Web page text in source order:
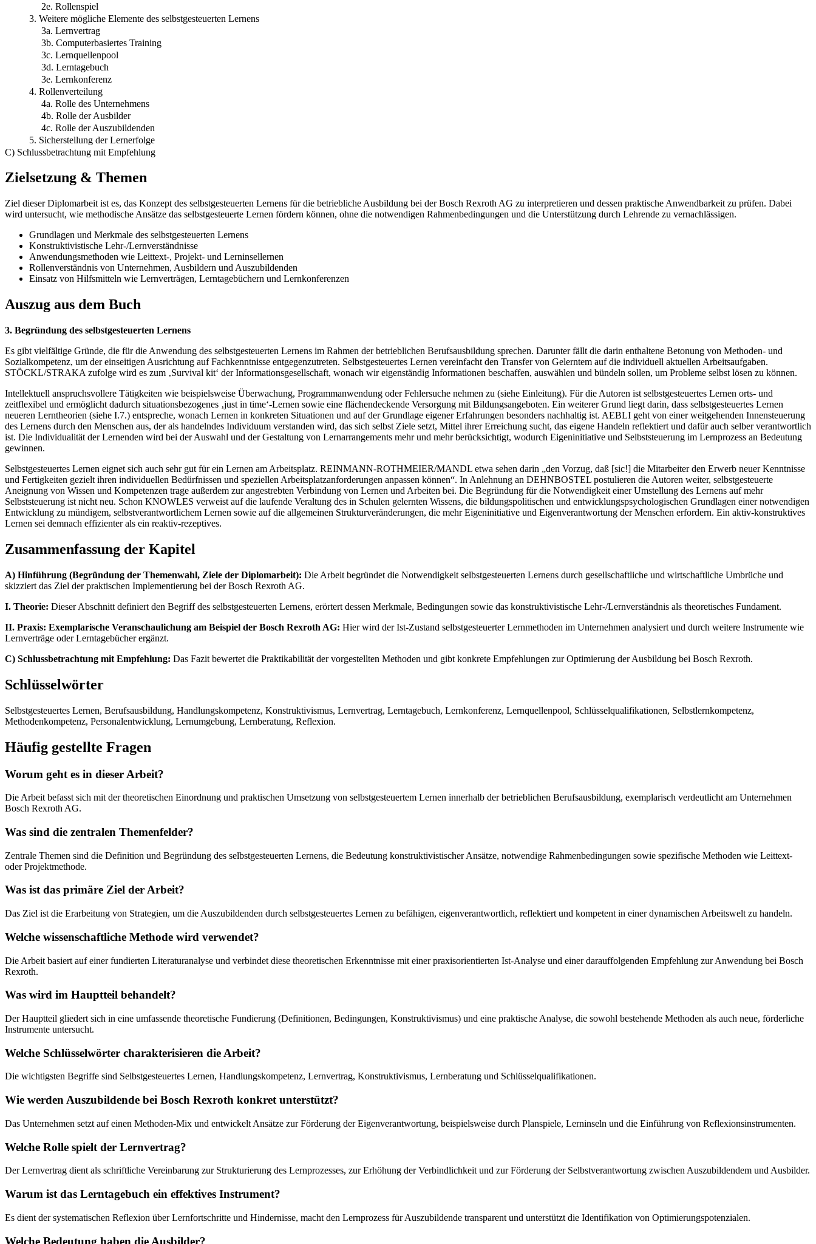
2e. Rollenspiel
3. Weitere mögliche Elemente des selbstgesteuerten Lernens
3a. Lernvertrag
3b. Computerbasiertes Training
3c. Lernquellenpool
3d. Lerntagebuch
3e. Lernkonferenz
4. Rollenverteilung
4a. Rolle des Unternehmens
4b. Rolle der Ausbilder
4c. Rolle der Auszubildenden
5. Sicherstellung der Lernerfolge
C) Schlussbetrachtung mit Empfehlung
Zielsetzung & Themen
Ziel dieser Diplomarbeit ist es, das Konzept des selbstgesteuerten Lernens für die betriebliche Ausbildung bei der Bosch Rexroth AG zu interpretieren und dessen praktische Anwendbarkeit zu prüfen. Dabei
wird untersucht, wie methodische Ansätze das selbstgesteuerte Lernen fördern können, ohne die notwendigen Rahmenbedingungen und die Unterstützung durch Lehrende zu vernachlässigen.
Grundlagen und Merkmale des selbstgesteuerten Lernens
Konstruktivistische Lehr-/Lernverständnisse
Anwendungsmethoden wie Leittext-, Projekt- und Lerninsellernen
Rollenverständnis von Unternehmen, Ausbildern und Auszubildenden
Einsatz von Hilfsmitteln wie Lernverträgen, Lerntagebüchern und Lernkonferenzen
Auszug aus dem Buch
3. Begründung des selbstgesteuerten Lernens
Es gibt vielfältige Gründe, die für die Anwendung des selbstgesteuerten Lernens im Rahmen der betrieblichen Berufsausbildung sprechen. Darunter fällt die darin enthaltene Betonung von Methoden- und
Sozialkompetenz, um der einseitigen Ausrichtung auf Fachkenntnisse entgegenzutreten. Selbstgesteuertes Lernen vereinfacht den Transfer von Gelerntem auf die individuell aktuellen Arbeitsaufgaben.
STÖCKL/STRAKA zufolge wird es zum ‚Survival kit‘ der Informationsgesellschaft, wonach wir eigenständig Informationen beschaffen, auswählen und bündeln sollen, um Probleme selbst lösen zu können.
Intellektuell anspruchsvollere Tätigkeiten wie beispielsweise Überwachung, Programmanwendung oder Fehlersuche nehmen zu (siehe Einleitung). Für die Autoren ist selbstgesteuertes Lernen orts- und
zeitflexibel und ermöglicht dadurch situationsbezogenes ‚just in time‘-Lernen sowie eine flächendeckende Versorgung mit Bildungsangeboten. Ein weiterer Grund liegt darin, dass selbstgesteuertes Lernen
neueren Lerntheorien (siehe I.7.) entspreche, wonach Lernen in konkreten Situationen und auf der Grundlage eigener Erfahrungen besonders nachhaltig ist. AEBLI geht von einer weitgehenden Innensteuerung
des Lernens durch den Menschen aus, der als handelndes Individuum verstanden wird, das sich selbst Ziele setzt, Mittel ihrer Erreichung sucht, das eigene Handeln reflektiert und dafür auch selber verantwortlich
ist. Die Individualität der Lernenden wird bei der Auswahl und der Gestaltung von Lernarrangements mehr und mehr berücksichtigt, wodurch Eigeninitiative und Selbststeuerung im Lernprozess an Bedeutung
gewinnen.
Selbstgesteuertes Lernen eignet sich auch sehr gut für ein Lernen am Arbeitsplatz. REINMANN-ROTHMEIER/MANDL etwa sehen darin „den Vorzug, daß [sic!] die Mitarbeiter den Erwerb neuer Kenntnisse
und Fertigkeiten gezielt ihren individuellen Bedürfnissen und speziellen Arbeitsplatzanforderungen anpassen können“. In Anlehnung an DEHNBOSTEL postulieren die Autoren weiter, selbstgesteuerte
Aneignung von Wissen und Kompetenzen trage außerdem zur angestrebten Verbindung von Lernen und Arbeiten bei. Die Begründung für die Notwendigkeit einer Umstellung des Lernens auf mehr
Selbststeuerung ist nicht neu. Schon KNOWLES verweist auf die laufende Veraltung des in Schulen gelernten Wissens, die bildungspolitischen und entwicklungspsychologischen Grundlagen einer notwendigen
Entwicklung zu mündigem, selbstverantwortlichem Lernen sowie auf die allgemeinen Strukturveränderungen, die mehr Eigeninitiative und Eigenverantwortung der Menschen erfordern. Ein aktiv-konstruktives
Lernen sei demnach effizienter als ein reaktiv-rezeptives.
Zusammenfassung der Kapitel
A) Hinführung (Begründung der Themenwahl, Ziele der Diplomarbeit): Die Arbeit begründet die Notwendigkeit selbstgesteuerten Lernens durch gesellschaftliche und wirtschaftliche Umbrüche und
skizziert das Ziel der praktischen Implementierung bei der Bosch Rexroth AG.
I. Theorie: Dieser Abschnitt definiert den Begriff des selbstgesteuerten Lernens, erörtert dessen Merkmale, Bedingungen sowie das konstruktivistische Lehr-/Lernverständnis als theoretisches Fundament.
II. Praxis: Exemplarische Veranschaulichung am Beispiel der Bosch Rexroth AG: Hier wird der Ist-Zustand selbstgesteuerter Lernmethoden im Unternehmen analysiert und durch weitere Instrumente wie
Lernverträge oder Lerntagebücher ergänzt.
C) Schlussbetrachtung mit Empfehlung: Das Fazit bewertet die Praktikabilität der vorgestellten Methoden und gibt konkrete Empfehlungen zur Optimierung der Ausbildung bei Bosch Rexroth.
Schlüsselwörter
Selbstgesteuertes Lernen, Berufsausbildung, Handlungskompetenz, Konstruktivismus, Lernvertrag, Lerntagebuch, Lernkonferenz, Lernquellenpool, Schlüsselqualifikationen, Selbstlernkompetenz,
Methodenkompetenz, Personalentwicklung, Lernumgebung, Lernberatung, Reflexion.
Häufig gestellte Fragen
Worum geht es in dieser Arbeit?
Die Arbeit befasst sich mit der theoretischen Einordnung und praktischen Umsetzung von selbstgesteuertem Lernen innerhalb der betrieblichen Berufsausbildung, exemplarisch verdeutlicht am Unternehmen
Bosch Rexroth AG.
Was sind die zentralen Themenfelder?
Zentrale Themen sind die Definition und Begründung des selbstgesteuerten Lernens, die Bedeutung konstruktivistischer Ansätze, notwendige Rahmenbedingungen sowie spezifische Methoden wie Leittext-
oder Projektmethode.
Was ist das primäre Ziel der Arbeit?
Das Ziel ist die Erarbeitung von Strategien, um die Auszubildenden durch selbstgesteuertes Lernen zu befähigen, eigenverantwortlich, reflektiert und kompetent in einer dynamischen Arbeitswelt zu handeln.
Welche wissenschaftliche Methode wird verwendet?
Die Arbeit basiert auf einer fundierten Literaturanalyse und verbindet diese theoretischen Erkenntnisse mit einer praxisorientierten Ist-Analyse und einer darauffolgenden Empfehlung zur Anwendung bei Bosch
Rexroth.
Was wird im Hauptteil behandelt?
Der Hauptteil gliedert sich in eine umfassende theoretische Fundierung (Definitionen, Bedingungen, Konstruktivismus) und eine praktische Analyse, die sowohl bestehende Methoden als auch neue, förderliche
Instrumente untersucht.
Welche Schlüsselwörter charakterisieren die Arbeit?
Die wichtigsten Begriffe sind Selbstgesteuertes Lernen, Handlungskompetenz, Lernvertrag, Konstruktivismus, Lernberatung und Schlüsselqualifikationen.
Wie werden Auszubildende bei Bosch Rexroth konkret unterstützt?
Das Unternehmen setzt auf einen Methoden-Mix und entwickelt Ansätze zur Förderung der Eigenverantwortung, beispielsweise durch Planspiele, Lerninseln und die Einführung von Reflexionsinstrumenten.
Welche Rolle spielt der Lernvertrag?
Der Lernvertrag dient als schriftliche Vereinbarung zur Strukturierung des Lernprozesses, zur Erhöhung der Verbindlichkeit und zur Förderung der Selbstverantwortung zwischen Auszubildendem und Ausbilder.
Warum ist das Lerntagebuch ein effektives Instrument?
Es dient der systematischen Reflexion über Lernfortschritte und Hindernisse, macht den Lernprozess für Auszubildende transparent und unterstützt die Identifikation von Optimierungspotenzialen.
Welche Bedeutung haben die Ausbilder?